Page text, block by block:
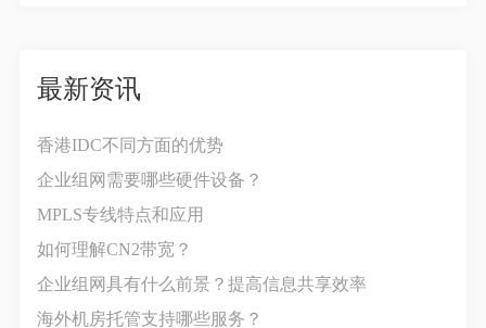
最新资讯
香港IDC不同方面的优势
企业组网需要哪些硬件设备？
MPLS专线特点和应用
如何理解CN2带宽？
企业组网具有什么前景？提高信息共享效率
海外机房托管支持哪些服务？